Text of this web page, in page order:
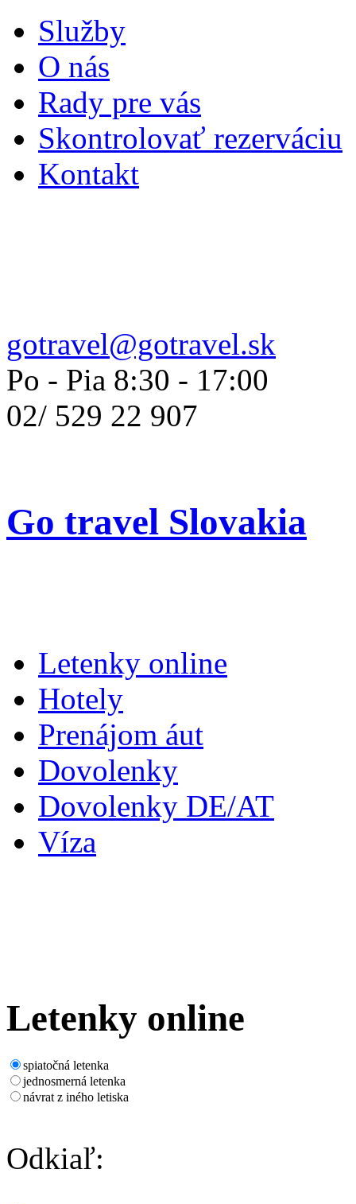
Služby
O nás
Rady pre vás
Skontrolovať rezerváciu
Kontakt
gotravel@gotravel.sk
Po - Pia 8:30 - 17:00
02/ 529 22 907
Go travel Slovakia
Letenky online
Hotely
Prenájom áut
Dovolenky
Dovolenky DE/AT
Víza
Letenky online
spiatočná letenka
jednosmerná letenka
návrat z iného letiska
Odkiaľ: